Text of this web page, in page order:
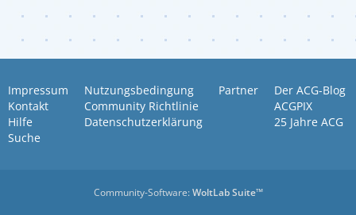
Impressum
Kontakt
Hilfe
Suche
Nutzungsbedingung
Community Richtlinie
Datenschutzerklärung
Partner
Der ACG-Blog
ACGPIX
25 Jahre ACG
Community-Software:WoltLab Suite™